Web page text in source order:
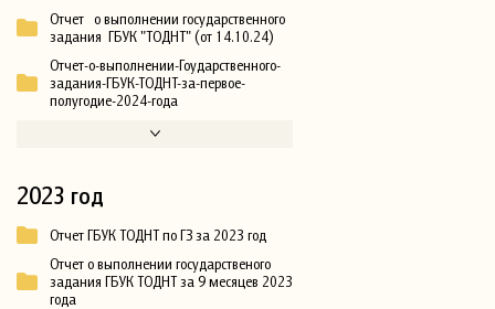
Отчет о выполнении государственного
задания ГБУК "ТОДНТ" (от 14.10.24)
Отчет-о-выполнении-Гоударственного-
задания-ГБУК-ТОДНТ-за-первое-
полугодие-2024-года
2023 год
Отчет ГБУК ТОДНТ по ГЗ за 2023 год
Отчет о выполнении государственого
задания ГБУК ТОДНТ за 9 месяцев 2023
года